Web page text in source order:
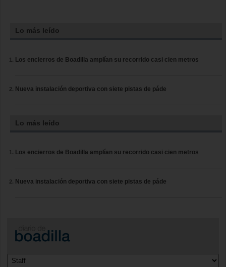
Lo más leído
Los encierros de Boadilla amplían su recorrido casi cien metros
Nueva instalación deportiva con siete pistas de páde
Lo más leído
Los encierros de Boadilla amplían su recorrido casi cien metros
Nueva instalación deportiva con siete pistas de páde